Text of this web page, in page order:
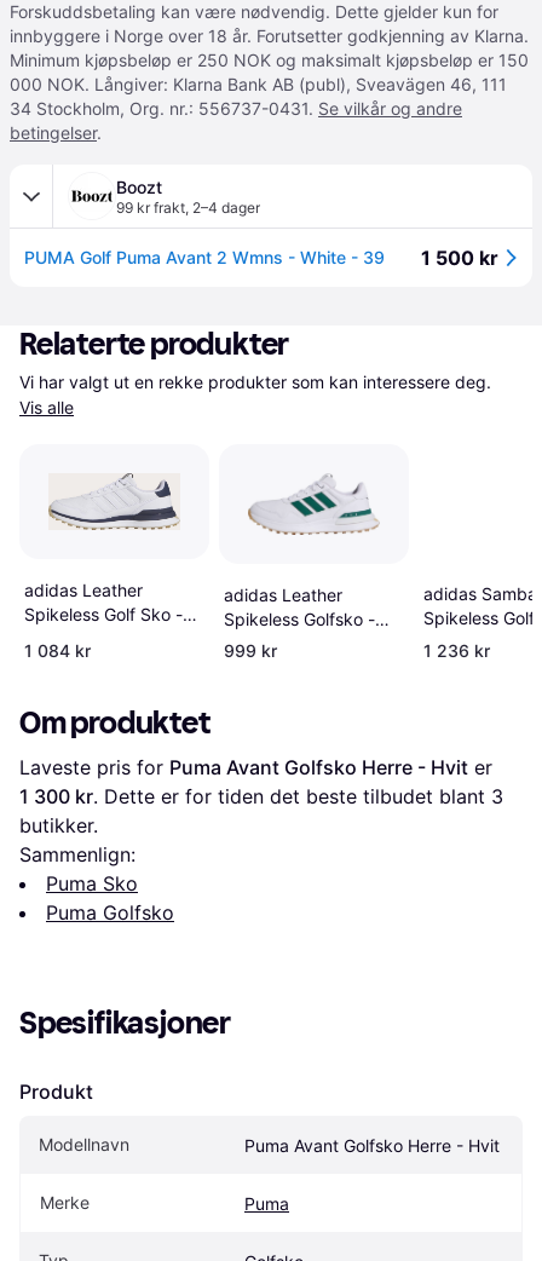
Forskuddsbetaling kan være nødvendig. Dette gjelder kun for
innbyggere i Norge over 18 år. Forutsetter godkjenning av Klarna.
Minimum kjøpsbeløp er 250 NOK og maksimalt kjøpsbeløp er 150
000 NOK. Långiver: Klarna Bank AB (publ), Sveavägen 46, 111
34 Stockholm, Org. nr.: 556737-0431. Se vilkår og andre
betingelser.
Boozt
99 kr frakt, 2–4 dager
PUMA Golf Puma Avant 2 Wmns - White - 39 1 500 kr
Relaterte produkter
Vis alle
adidas Leather
Spikeless Golf Sko -
White/Collegiate Navy
1 084 kr
adidas Leather
Spikeless Golfsko -
Cloud
999 kr
adidas Samba
Spikeless
Core Black/
1 236 kr
Om produktet
Laveste pris for Puma Avant Golfsko Herre - Hvit
1 300 kr. Dette er for tiden det beste tilbudet blant 3
butikker.
Sammenlign:
Puma Sko
Puma Golfsko
Spesifikasjoner
Produkt
Modellnavn Puma Avant Golfsko Herre - Hvit
Merke Puma